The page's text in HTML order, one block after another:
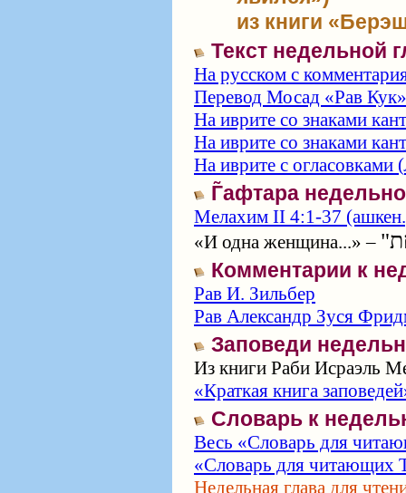
из книги
Текст недельной
На русском с
Перевод Мосад «Рав Кук»
На иврите со знаками
На иврите со знаками
На иврите с огласовками (
Г̃афтара
Мелахим II 4:1-37
«И одна женщина...» –
Комментарии к
Рав И. Зильбер
Рав Александр Зуся
Заповеди
Из книги Раби Исраэль
«Краткая книга
Словарь к
Весь «Словарь для
«Словарь для читающих
Недельная глава для